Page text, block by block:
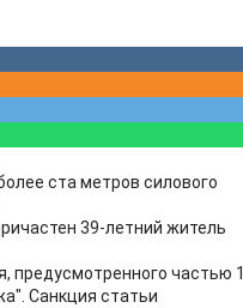
ста метров силового
39-летний житель
предусмотренного частью 1
Санкция статьи